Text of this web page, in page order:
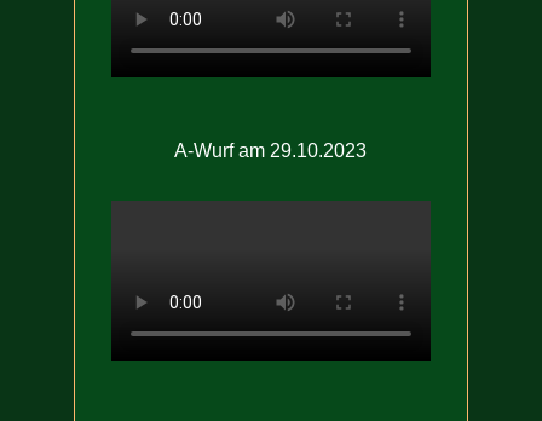
A-Wurf am 29.10.2023